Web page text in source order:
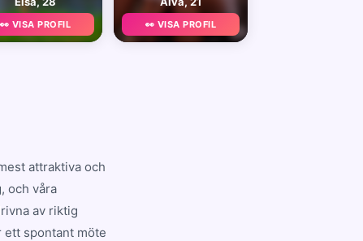
👀 VISA PROFIL 👀 VISA PROFIL
attraktiva och
och våra
av riktig
ett spontant möte